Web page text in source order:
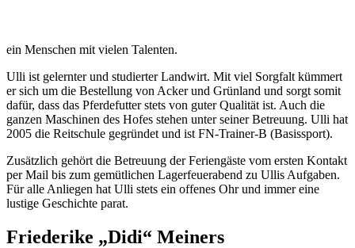
ein Menschen mit vielen Talenten.
Ulli ist gelernter und studierter Landwirt. Mit viel Sorgfalt kümmert
er sich um die Bestellung von Acker und Grünland und sorgt somit
dafür, dass das Pferdefutter stets von guter Qualität ist. Auch die
ganzen Maschinen des Hofes stehen unter seiner Betreuung. Ulli hat
2005 die Reitschule gegründet und ist FN-Trainer-B (Basissport).
Zusätzlich gehört die Betreuung der Feriengäste vom ersten Kontakt
per Mail bis zum gemütlichen Lagerfeuerabend zu Ullis Aufgaben.
Für alle Anliegen hat Ulli stets ein offenes Ohr und immer eine
lustige Geschichte parat.
Friederike „Didi“ Meiners